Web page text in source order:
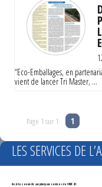
“Eco-Emballages, en
vient de lancer Tri Master, …
Page 1 sur 1 1
LES SERVICES DE
Accédez en un clic aux principaux services de l'AMF 29 :